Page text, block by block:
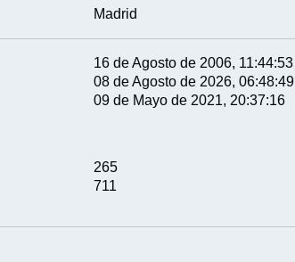
Madrid
16 de Agosto de 2006, 11:44:53
08 de Agosto de 2026, 06:48:49
09 de Mayo de 2021, 20:37:16
265
711